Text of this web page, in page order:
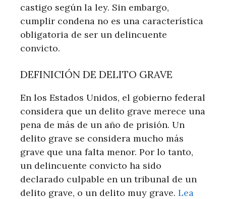
castigo según la ley. Sin embargo,
cumplir condena no es una característica
obligatoria de ser un delincuente
convicto.
DEFINICIÓN DE DELITO GRAVE
En los Estados Unidos, el gobierno federal
considera que un delito grave merece una
pena de más de un año de prisión. Un
delito grave se considera mucho más
grave que una falta menor. Por lo tanto,
un delincuente convicto ha sido
declarado culpable en un tribunal de un
delito grave, o un delito muy grave. Lea